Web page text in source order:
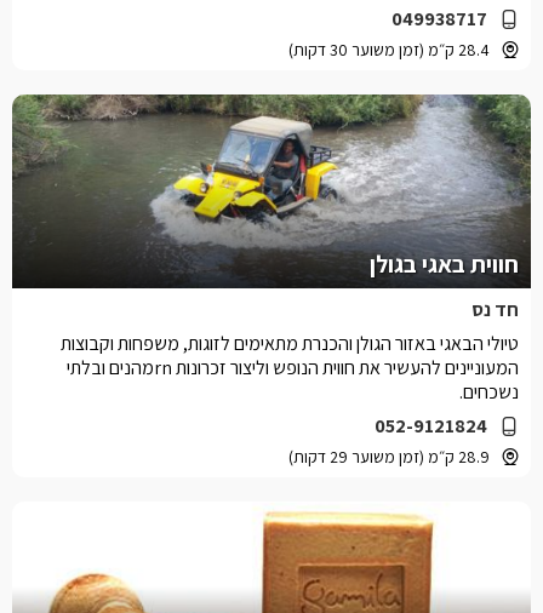
049938717
28.4 ק״מ (זמן משוער 30 דקות)
חווית באגי בגולן
חד נס
052-9121824
28.9 ק״מ (זמן משוער 29 דקות)
טיולי הבאגי באזור הגולן והכנרת מתאימים לזוגות, משפחות וקבוצות
המעוניינים להעשיר את חווית הנופש וליצור זכרונות rnמהנים ובלתי
נשכחים.